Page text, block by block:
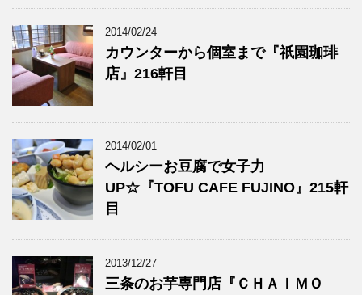
2014/02/24
カウンターから個室まで『祇園珈琲
店』216軒目
2014/02/01
ヘルシーお豆腐で女子力
UP☆『TOFU CAFE FUJINO』215軒
目
2013/12/27
三条のお芋専門店『ＣＨＡＩＭＯ